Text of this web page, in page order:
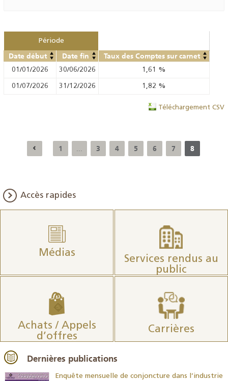
Période
Date début Date fin Taux des Comptes sur carnet
01/01/2026 30/06/2026 1,61 %
01/07/2026 31/12/2026 1,82 %
Téléchargement CSV
1 3 4 5 6 7 8
Accès rapides
Médias
Services rendus au
public
Achats / Appels
d’offres
Carrières
Dernières publications
Enquête mensuelle de conjoncture dans l’industrie